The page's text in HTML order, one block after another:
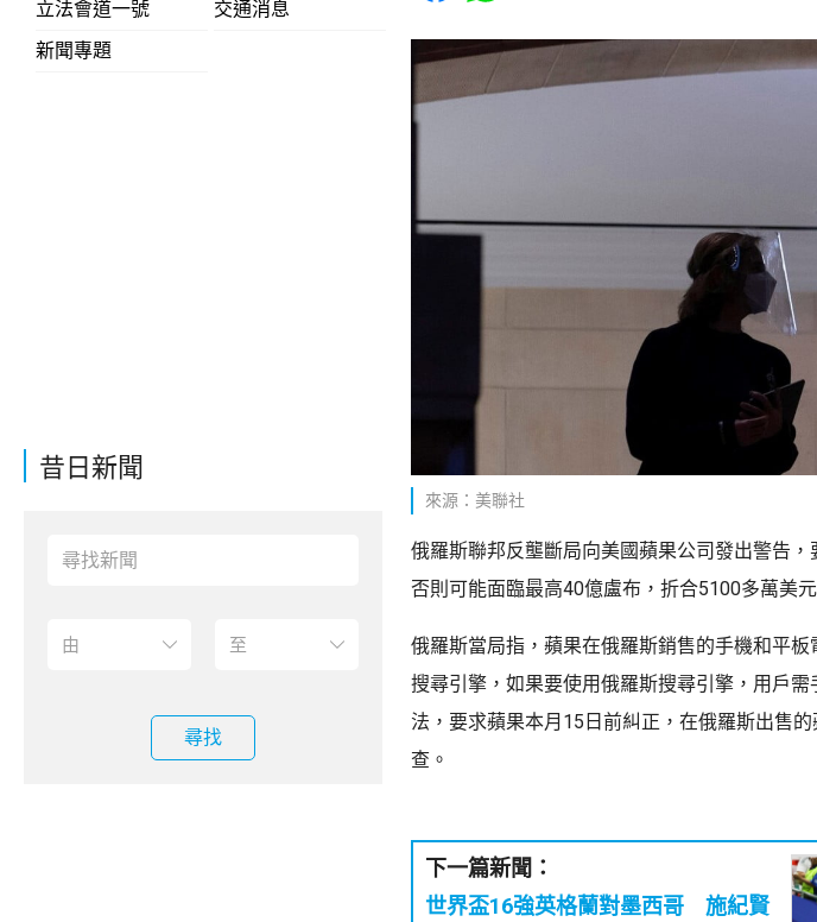
立法會道一號
交通消息
新聞專題
昔日新聞
尋找
來源：美聯社
俄羅斯聯邦反壟斷局向美國蘋果公司發出警告
否則可能面臨最高40億盧布，折合5100多萬美
俄羅斯當局指，蘋果在俄羅斯銷售的手機和平
搜尋引擎，如果要使用俄羅斯搜尋引擎，用戶
法，要求蘋果本月15日前糾正，在俄羅斯出售
查。
下一篇新聞：
世界盃16強英格蘭對墨西哥 施紀賢